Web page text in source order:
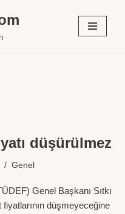
düşürülmez
Genel
Genel Başkanı Sıtkı
düşmeyeceğine